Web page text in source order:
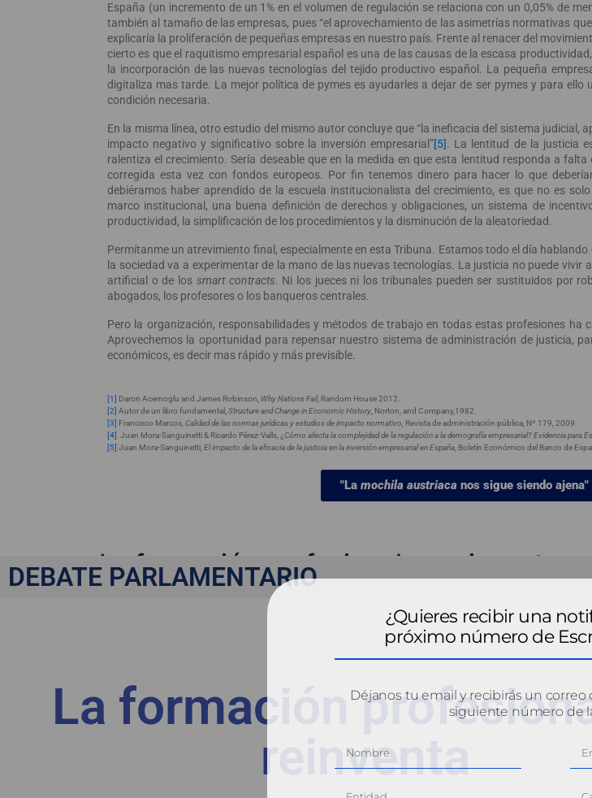
España (un incremento de un 1% en el volumen de regulación se relaciona con un 0,05% de
también al tamaño de las empresas, pues “el aprovechamiento de las asimetrías normativas
explicaría la proliferación de pequeñas empresas en nuestro país. Frente al renacer del
cierto es que el raquitismo empresarial español es una de las causas de la escasa
la incorporación de las nuevas tecnologías del tejido productivo español. La pequeña
digitaliza mas tarde. La mejor política de pymes es ayudarles a dejar de ser pymes y para
condición necesaria.
En la misma línea, otro estudio del mismo autor concluye que “la ineficacia del sistema judicial,
impacto negativo y significativo sobre la inversión empresarial”[5]. La lentitud de la justicia
ralentiza el crecimiento. Sería deseable que en la medida en que esta lentitud responda a
corregida esta vez con fondos europeos. Por fin tenemos dinero para hacer lo que
debiéramos haber aprendido de la escuela institucionalista del crecimiento, es que no es
marco institucional, una buena definición de derechos y obligaciones, un sistema de
productividad, la simplificación de los procedimientos y la disminución de la aleatoriedad.
Permítanme un atrevimiento final, especialmente en esta Tribuna. Estamos todo el día
la sociedad va a experimentar de la mano de las nuevas tecnologías. La justicia no puede vivir
artificial o de los smart contracts. Ni los jueces ni los tribunales pueden ser sustituidos por
abogados, los profesores o los banqueros centrales.
Pero la organización, responsabilidades y métodos de trabajo en todas estas profesiones ha
Aprovechemos la oportunidad para repensar nuestro sistema de administración de justicia,
económicos, es decir mas rápido y más previsible.
[1] Daron Acemoglu and James Robinson, Why Nations Fail, Random House 2012.
[2] Autor de un libro fundamental,Structure and Change in Economic History, Norton, and Company,1982.
[3]
Francisco Marcos,Calidad de las normas jurídicas y estudios de impacto normativo, Revista de administración pública, Nº 179, 2009.
[4]
Juan Mora-Sanguinetti & Ricardo Pérez-Valls, ¿Cómo afecta la complejidad de la regulación a la demografía empresarial? Evidencia para
[5] Juan Mora-Sanguinetti,El impacto de la eficacia de la justicia en la inversión empresarial en España, Boletín Económico del Banco de
"La mochila austriaca nos sigue siendo ajena"
La formación profesional se reinventa
DEBATE PARLAMENTARIO
La formación
reinventa
¿Quieres recibir una
próximo número de
Déjanos tu email y recibirás un
siguiente número de